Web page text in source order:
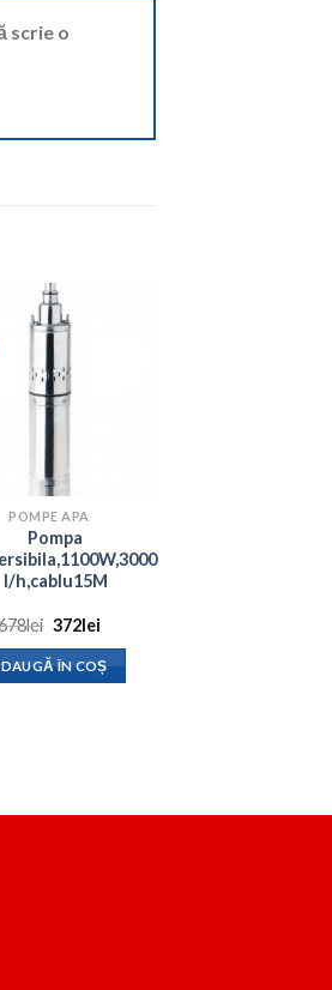
scrie o
POMPE APA
Pompa
l/h,cablu15M
lei Prețul
a
fost:
372leiPrețul
este:
372lei.
ÎN COȘ